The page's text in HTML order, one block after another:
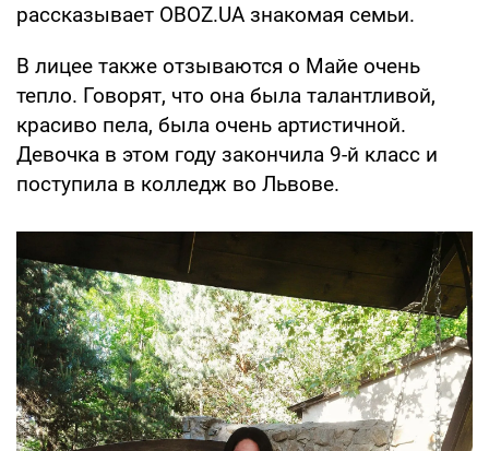
рассказывает OBOZ.UA знакомая семьи.
В лицее также отзываются о Майе очень
тепло. Говорят, что она была талантливой,
красиво пела, была очень артистичной.
Девочка в этом году закончила 9-й класс и
поступила в колледж во Львове.